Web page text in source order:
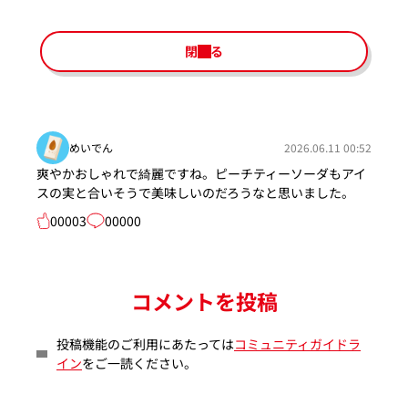
閉じる
めいでん 2026.06.11 00:52
爽やかおしゃれで綺麗ですね。ピーチティーソーダもアイ
スの実と合いそうで美味しいのだろうなと思いました。
00003
00000
コメントを投稿
投稿機能のご利用にあたってはコミュニティガイドラ
インをご一読ください。